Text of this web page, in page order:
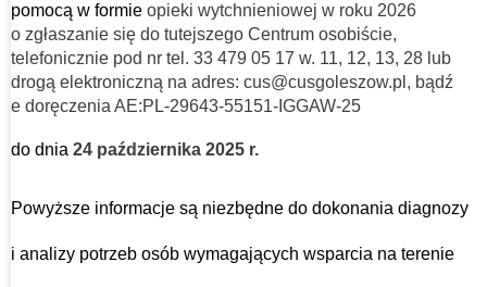
pomocą w formie opieki wytchnieniowej w roku 2026
o zgłaszanie się do tutejszego Centrum osobiście,
telefonicznie pod nr tel. 33 479 05 17 w. 11, 12, 13, 28 lub
drogą elektroniczną na adres: cus@cusgoleszow.pl, bądź
e doręczenia AE:PL-29643-55151-IGGAW-25
do dnia 24 października 2025 r.
Powyższe informacje są niezbędne do dokonania diagnozy
i analizy potrzeb osób wymagających wsparcia na terenie